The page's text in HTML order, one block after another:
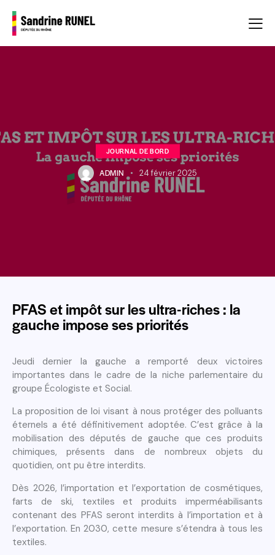
JOURNAL DE BORD
ADMIN 24 février 2025
PFAS et impôt sur les ultra-riches : la
gauche impose ses priorités
Jeudi dernier la gauche a remporté deux victoires
importantes dans le cadre de la niche parlementaire du
groupe Écologiste et Social.
La proposition de loi visant à nous protéger des polluants
éternels a été définitivement adoptée. C’est grâce à la
mobilisation des députés de gauche que ces produits
chimiques, présents dans de nombreux objets du
quotidien, ont pu être interdits.
Dès 2026, l’importation et l’exportation de cosmétiques,
farts de ski, textiles et produits imperméabilisants
contenant des PFAS seront interdits à l’importation et à
l’exportation. En 2030, cette mesure s’étendra à tous les
textiles.